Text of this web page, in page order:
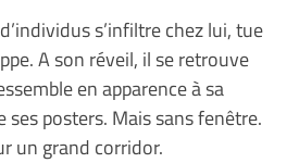
s’infiltre chez lui, tue
A son réveil, il se retrouve
en apparence à sa
ses posters. Mais sans fenêtre.
un grand corridor.